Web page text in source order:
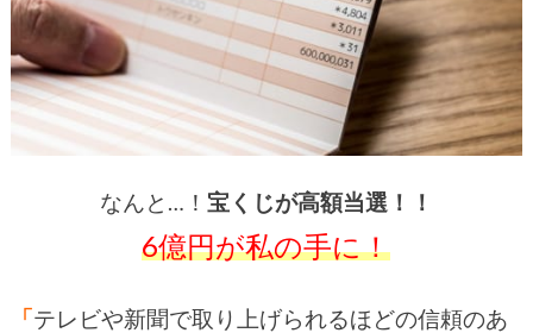
なんと…！ 宝くじが高額当選！！
6億円が私の手に！
「テレビや新聞で取り上げられるほどの信頼のあ